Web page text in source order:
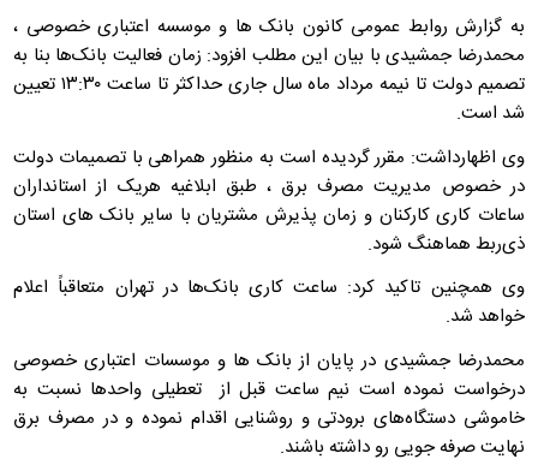
به گزارش روابط عمومی کانون بانک ها و موسسه اعتباری خصوصی ،
محمدرضا جمشیدی با بیان این مطلب افزود: زمان فعالیت بانک‌ها بنا به
تصمیم دولت تا نیمه مرداد ماه سال جاری حداکثر تا ساعت ۱۳:۳۰ تعیین
شد است.
وی اظهارداشت: مقرر گردیده است به منظور همراهی با تصمیمات دولت
در خصوص مدیریت مصرف برق ، طبق ابلاغیه هریک از استانداران
ساعات کاری کارکنان و زمان پذیرش مشتریان با سایر بانک های استان
ذی‌ربط هماهنگ شود.
وی همچنین تاکید کرد: ساعت کاری بانک‌ها در تهران متعاقباً اعلام
خواهد شد.
محمدرضا جمشیدی در پایان از بانک ها و موسسات اعتباری خصوصی
درخواست نموده است نیم ساعت قبل از تعطیلی واحدها نسبت به
خاموشی دستگاه‌های برودتی و روشنایی اقدام نموده و در مصرف برق
نهایت صرفه جویی رو داشته باشند.